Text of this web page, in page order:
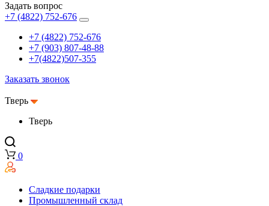
Задать вопрос
+7 (4822) 752-676
+7 (4822) 752-676
+7 (903) 807-48-88
+7(4822)507-355
Заказать звонок
Тверь
Тверь
0
Сладкие подарки
Промышленный склад